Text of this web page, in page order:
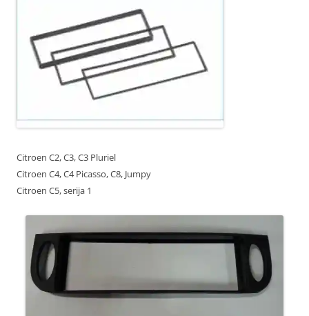
Citroen C2, C3, C3 Pluriel
Citroen C4, C4 Picasso, C8, Jumpy
Citroen C5, serija 1